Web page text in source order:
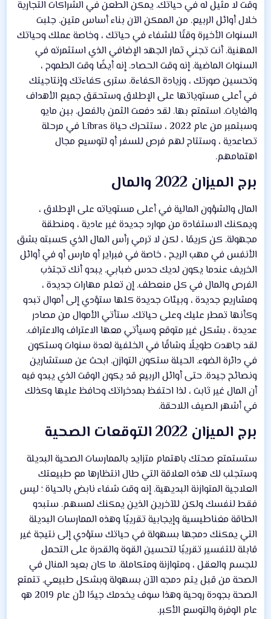
وقت لا مثيل له في حياتك. يمكن الطعن في الشراكات التجارية
خلال أوائل الربيع. من الممكن الآن بناء أساس متين. جلبت
السنوات الأخيرة وقتًا للشفاء في حياتك ، وخاصة عملك وحياتك
المهنية. أنت تجني ثمار الجهد الإضافي الذي استثمرته في
السنوات الماضية. إنه وقت الحصاد. إنه أيضًا وقت الطموح ،
وتحسين صورتك ، وزيادة الكفاءة. سترى كفاءتك وإنتاجيتك
في أعلى مستوياتها على الإطلاق وستحقق جميع الأهداف
والغايات. استمتع بها. لقد دفعت الثمن بالفعل. بين مايو
وسبتمبر من عام 2022 ، ستتحرك حياة Libras في مرحلة
تصاعدية ، وستتاح لهم فرص للسفر أو لتوسيع مجال
اهتمامهم.
برج الميزان 2022 والمال​
المال والشؤون المالية في أعلى مستوياته على الإطلاق ،
ويمكنك الاستفادة من موارد جديدة غير عادية ، ومنطقة
مجهولة. كن كريمًا ، لكن لا ترمي رأس المال الذي كسبته بشق
الأنفس في مهب الريح ، خاصة في فبراير أو مارس أو في أوائل
الخريف عندما يكون لديك حدس ضبابي. يبدو أنك تجتذب
الفرص والمال في كل منعطف. إن تعلم مهارات جديدة ،
ومشاريع جديدة ، وبيئات جديدة كلها ستؤدي إلى أموال تبدو
وكأنها تمطر عليك وعلى حياتك. ستأتي الأموال من مصادر
عديدة ، بشكل غير متوقع وسيأتي معها الاعتراف والاعتراف.
لقد جاهدت طويلًا وشاقًا في الخلفية لعدة سنوات وستكون
في دائرة الضوء. الحيلة ستكون التوازن. ابحث عن مستشارين
ونصائح جيدة. حتى أوائل الربيع قد يكون الوقت الذي يبدو فيه
أن المال غير ثابت ، لذا احتفظ بمدخراتك وحافظ عليها وكذلك
في أشهر الصيف اللاحقة.
برج الميزان 2022 التوقعات الصحية​
ستستمتع صحتك باهتمام متزايد بالممارسات الصحية البديلة
وستجلب لك هذه العلاقة التي طال انتظارها مع طبيعتك
العلاجية المتوازنة البديهية. إنه وقت شفاء نابض بالحياة ؛ ليس
فقط لنفسك ولكن للآخرين الذين يمكنك لمسهم. ستبدو
الطاقة مغناطيسية وإيجابية تقريبًا وهذه الممارسات البديلة
التي يمكنك دمجها بسهولة في حياتك ستؤدي إلى نتيجة غير
قابلة للتفسير تقريبًا لتحسين القوة والقدرة على التحمل
للجسم والعقل ، ومتوازنة ومتكاملة. ما كان بعيد المنال في
الصحة من قبل يتم دمجه الآن بسهولة وبشكل طبيعي. تتمتع
الصحة بجودة روحية وهذا سوف يخدمك جيدًا لأن عام 2019 هو
عام الوفرة والتوسع الأكبر.